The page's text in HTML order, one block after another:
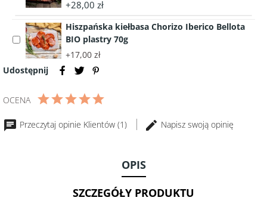
Maestre
150g
szynka
dojrzewająca
Jamón
Serrano
Bellota
plastry
+28,00 zł
Select
accessory
Hiszpańska
kiełbasa
Iberico
BIO
Hiszpańska kiełbasa Chorizo Iberico Bellota
BIO plastry 70g
+17,00 zł
Udostępnij
OCENA
Przeczytaj opinie Klientów (1) Napisz swoją opinię
OPIS
SZCZEGÓŁY PRODUKTU